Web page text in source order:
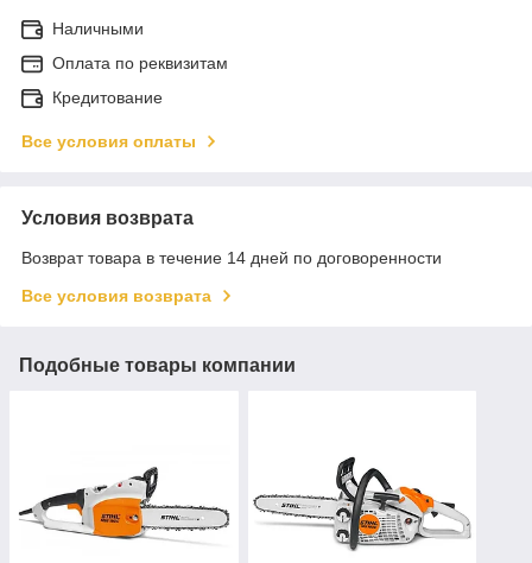
Наличными
Оплата по реквизитам
Кредитование
Все условия оплаты
Условия возврата
Возврат товара в течение 14 дней по договоренности
Все условия возврата
Подобные товары компании